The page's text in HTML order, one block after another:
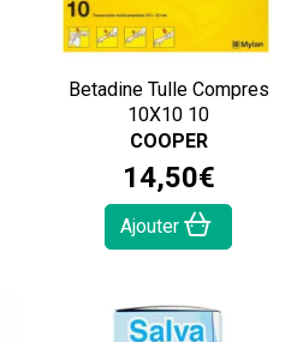
Betadine Tulle Compres
10X10 10
COOPER
14,50€
Ajouter